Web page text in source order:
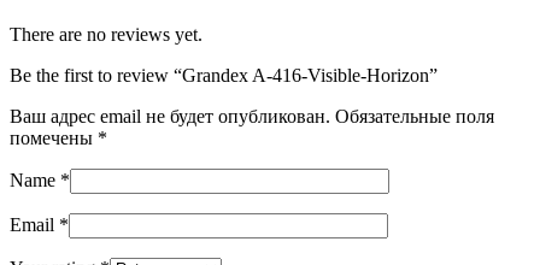
There are no reviews yet.
Be the first to review “Grandex A-416-Visible-Horizon”
Ваш адрес email не будет опубликован. Обязательные поля
помечены *
Name *
Email *